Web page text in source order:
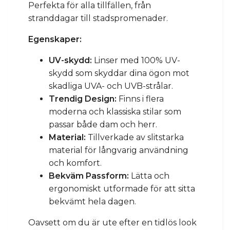
Perfekta för alla tillfällen, från
stranddagar till stadspromenader.
Egenskaper:
UV-skydd: Linser med 100% UV-
skydd som skyddar dina ögon mot
skadliga UVA- och UVB-strålar.
Trendig Design: Finns i flera
moderna och klassiska stilar som
passar både dam och herr.
Material: Tillverkade av slitstarka
material för långvarig användning
och komfort.
Bekväm Passform: Lätta och
ergonomiskt utformade för att sitta
bekvämt hela dagen.
Oavsett om du är ute efter en tidlös look